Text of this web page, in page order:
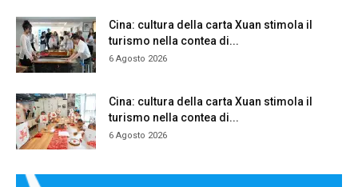
Cina: cultura della carta Xuan stimola il
turismo nella contea di...
6 Agosto 2026
Cina: cultura della carta Xuan stimola il
turismo nella contea di...
6 Agosto 2026